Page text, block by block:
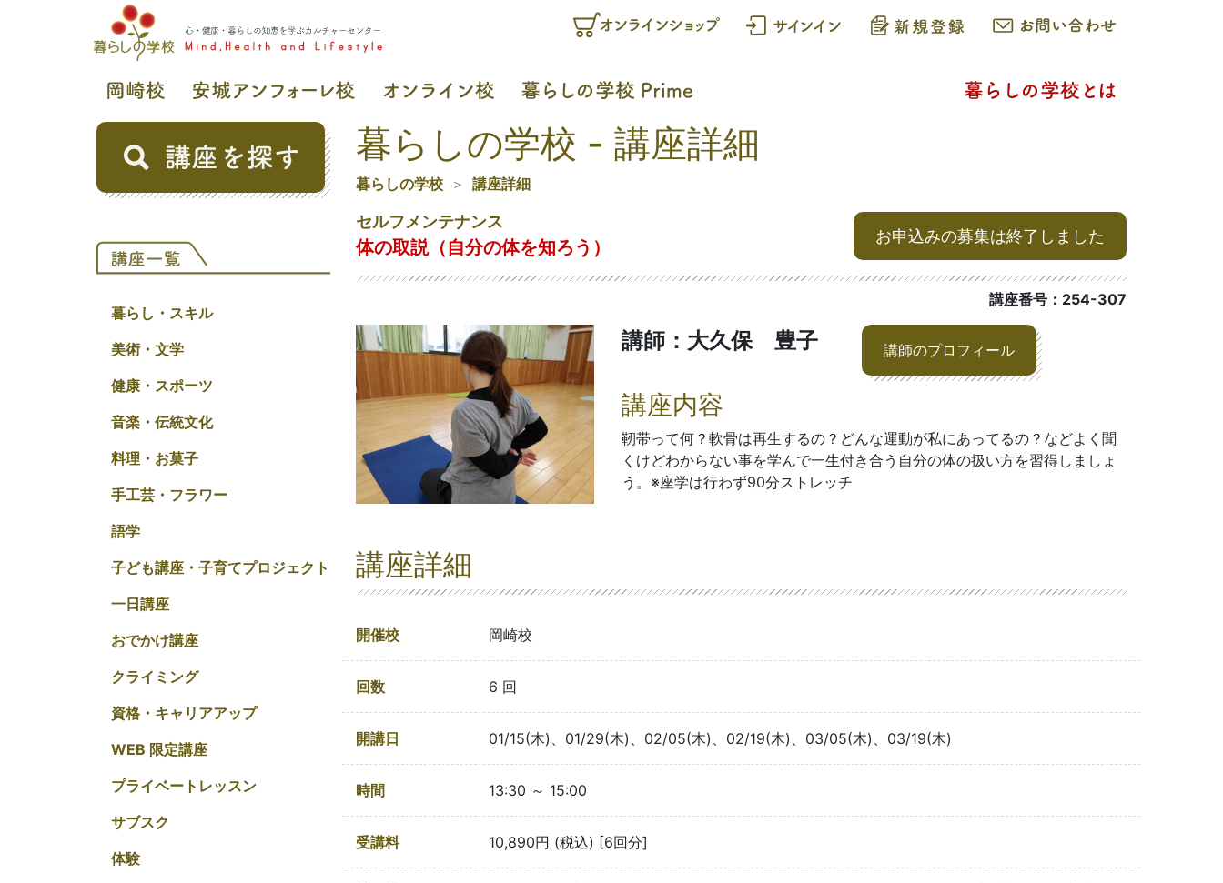
暮らし・スキル
美術・文学
健康・スポーツ
音楽・伝統文化
料理・お菓子
手工芸・フラワー
語学
子ども講座・子育てプロジェクト
一日講座
おでかけ講座
クライミング
資格・キャリアアップ
WEB 限定講座
プライベートレッスン
サブスク
体験
暮らしの学校 - 講座詳細
暮らしの学校 講座詳細
セルフメンテナンス
体の取説（自分の体を知ろう）
お申込みの募集は終了しました
講座番号：254-307
講師：大久保 豊子 講師のプロフィール
講座内容
靭帯って何？軟骨は再生するの？どんな運動が私にあってるの？などよく聞
くけどわからない事を学んで一生付き合う自分の体の扱い方を習得しましょ
う。※座学は行わず90分ストレッチ
講座詳細
開催校 岡崎校
回数 6 回
開講日 01/15(木)、01/29(木)、02/05(木)、02/19(木)、03/05(木)、03/19(木)
時間 13:30 ～ 15:00
受講料 10,890円 (税込) [6回分]